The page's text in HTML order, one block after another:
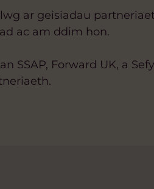
ar geisiadau
ac am ddim hon.
SSAP, Forward UK, a